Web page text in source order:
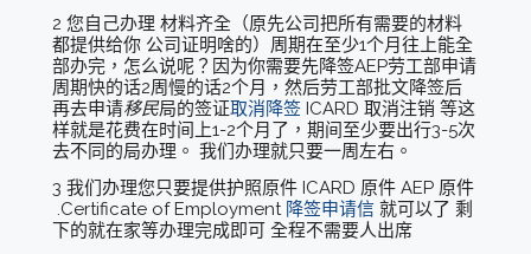
2 您自己办理 材料齐全（原先公司把所有需要的材料
都提供给你 公司证明啥的）周期在至少1个月往上能全
部办完，怎么说呢？因为你需要先降签AEP劳工部申请
周期快的话2周慢的话2个月，然后劳工部批文降签后
再去申请移民局的签证取消降签ICARD 取消注销 等这
样就是花费在时间上1-2个月了，期间至少要出行3-5次
去不同的局办理。 我们办理就只要一周左右。
3 我们办理您只要提供护照原件 ICARD 原件 AEP 原件
.Certificate of Employment 降签申请信 就可以了 剩
下的就在家等办理完成即可 全程不需要人出席